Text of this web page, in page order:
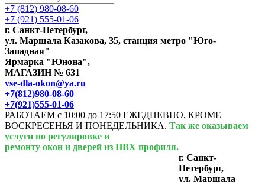
+7 (812) 980-08-60
+7 (921) 555-01-06
г. Санкт-Петербург,
ул. Маршала Казакова, 35, станция метро "Юго-
Западная"
Ярмарка "Юнона",
МАГАЗИН № 631
vse-dla-okon@ya.ru
+7(812)980-08-60
+7(921)555-01-06
РАБОТАЕМ с 10:00 до 17:50 ЕЖЕДНЕВНО, КРОМЕ
ВОСКРЕСЕНЬЯ И ПОНЕДЕЛЬНИКА. Так же оказываем
услуги по регулировке и
ремонту окон и дверей из ПВХ профиля.
г. Санкт-
Петербург,
ул. Маршала